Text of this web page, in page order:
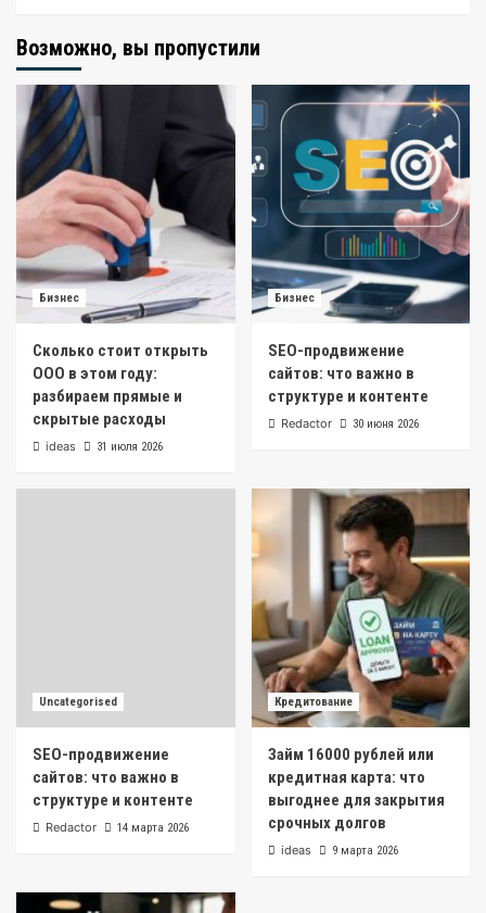
Возможно, вы пропустили
Бизнес
Сколько стоит открыть
ООО в этом году:
разбираем прямые и
скрытые расходы
ideas 31 июля 2026
Бизнес
SEO-продвижение
сайтов: что важно в
структуре и контенте
Redactor 30 июня 2026
Uncategorised
SEO-продвижение
сайтов: что важно в
структуре и контенте
Redactor 14 марта 2026
Кредитование
Займ 16000 рублей или
кредитная карта: что
выгоднее для закрытия
срочных долгов
ideas 9 марта 2026